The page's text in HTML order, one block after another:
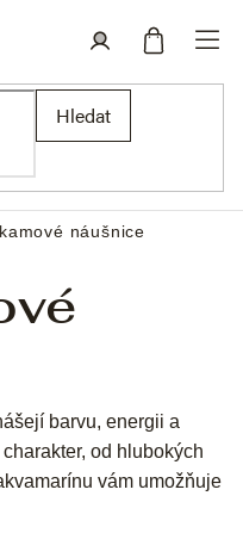
Hledat
náušnice
barvu, energii a
od hlubokých
vám umožňuje